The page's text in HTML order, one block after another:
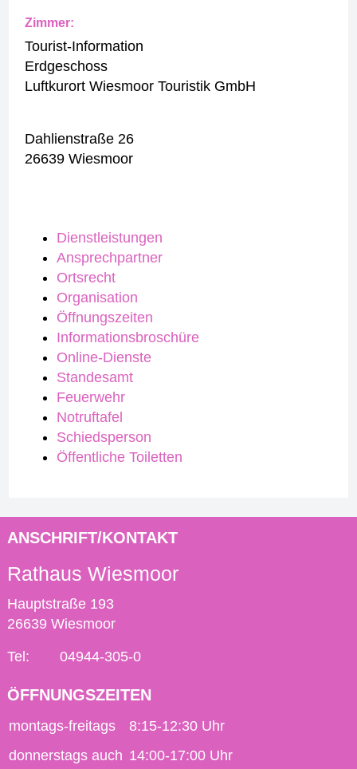
Dienstleistungen
Ansprechpartner
Ortsrecht
Organisation
Öffnungszeiten
Informationsbroschüre
Online-Dienste
Standesamt
Feuerwehr
Notruftafel
Schiedsperson
Öffentliche Toiletten
Zimmer:
Tourist-Information
Erdgeschoss
Luftkurort Wiesmoor Touristik GmbH
Dahlienstraße 26
26639 Wiesmoor
ANSCHRIFT/KONTAKT
Rathaus Wiesmoor
Hauptstraße 193
26639 Wiesmoor
Tel: 04944-305-0
ÖFFNUNGSZEITEN
montags-freitags
8:15-12:30 Uhr
donnerstags auch 14:00-17:00 Uhr